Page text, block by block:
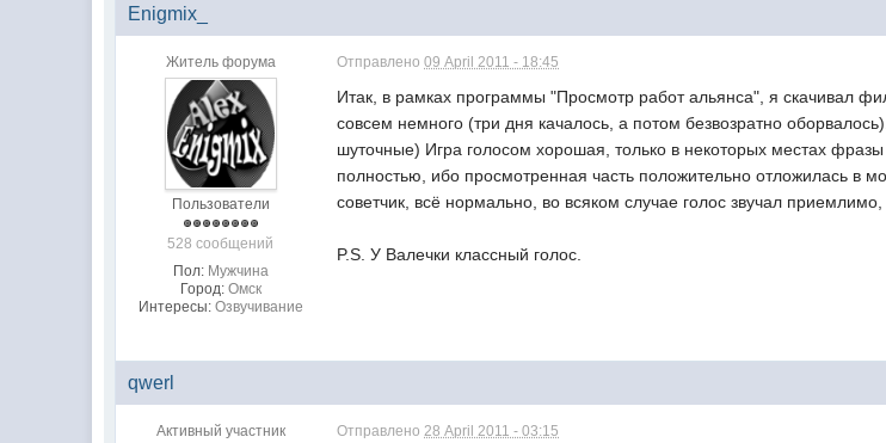
Enigmix_
Житель форума
Пользователи
528 сообщений
Пол: Мужчина
Город: Омск
Интересы: Озвучивание
Отправлено09 April 2011 - 18:45
Итак, в рамках программы "Просмотр работ альянса", я скачивал
совсем немного (три дня качалось, а потом безвозратно
шуточные) Игра голосом хорошая, только в некоторых местах
полностью, ибо просмотренная часть положительно отложилась в
советчик, всё нормально, во всяком случае голос звучал приемлимо,
P.S. У Валечки классный голос.
qwerl
Активный участник Отправлено28 April 2011 - 03:15